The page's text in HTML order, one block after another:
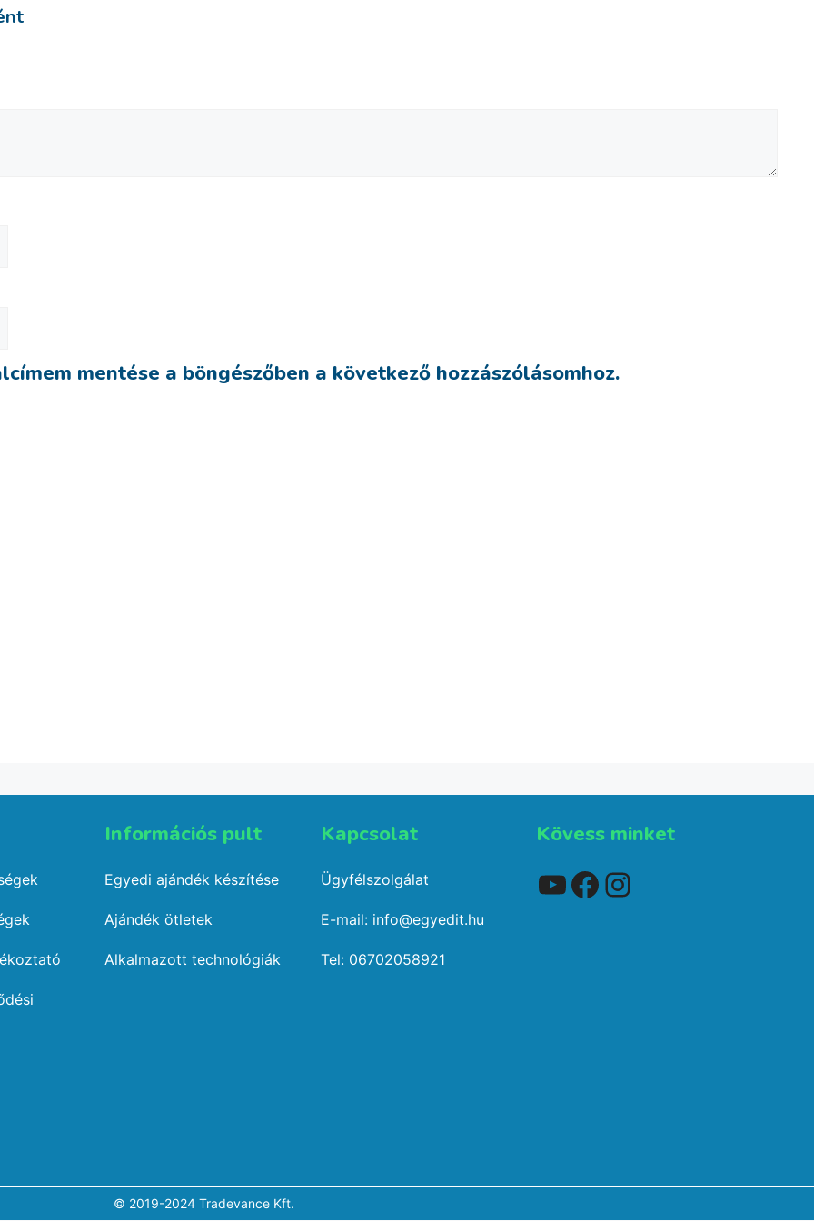
mentése a böngészőben a következő hozzászólásomhoz.
Információs pult​
Egyedi ajándék készítése
Ajándék ötletek
Alkalmazott technológiák
Kapcsolat​
Ügyfélszolgálat
E-mail: info@egyedit.hu
Tel: 06702058921
Kövess minket
YouTube
Facebook
Instagram
© 2019-2024 Tradevance Kft.